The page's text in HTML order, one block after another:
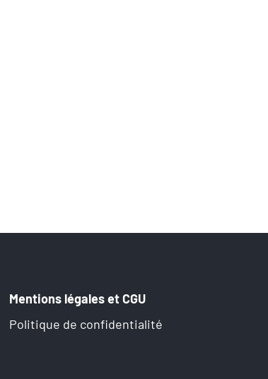
Mentions légales et CGU
Politique de confidentialité